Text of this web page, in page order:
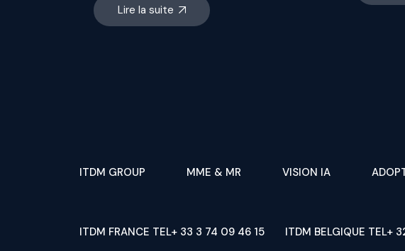
Lire la suite
ITDM GROUP MME & MR VISION IA
ITDM FRANCE TEL+ 33 3 74 09 46 15 ITDM BELGIQUE TEL+